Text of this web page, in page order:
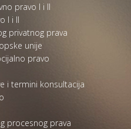
pravo I i II
I i II
privatnog prava
unije
pravo
i termini konsultacija
procesnog prava